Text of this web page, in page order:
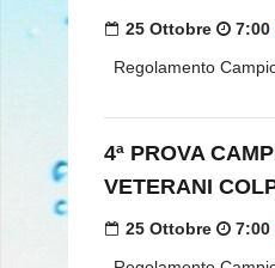
25 Ottobre 7:00
Regolamento
4ª PROVA
VETERANI
25 Ottobre 7:00